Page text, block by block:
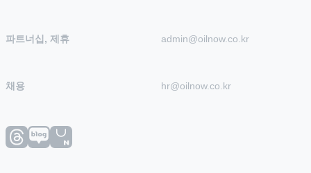
파트너십, 제휴 admin@oilnow.co.kr
채용 hr@oilnow.co.kr